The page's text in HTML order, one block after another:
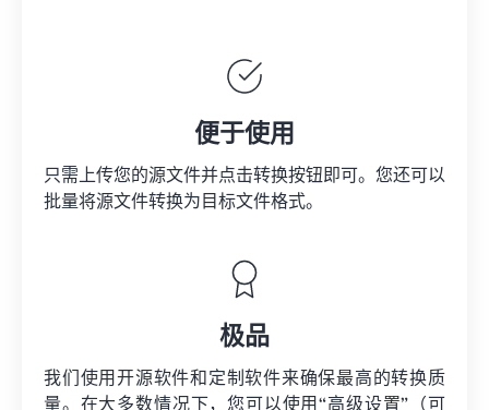
便于使用
只需上传您的源文件并点击转换按钮即可。您还可以
批量将源文件转换为目标文件格式。
极品
我们使用开源软件和定制软件来确保最高的转换质